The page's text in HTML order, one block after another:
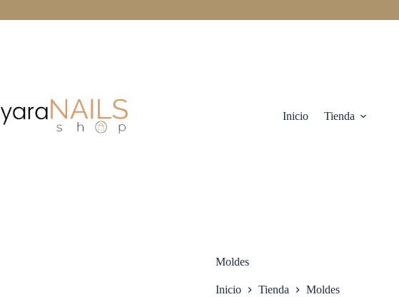
al
Inicio Tienda
Moldes
Inicio Tienda Moldes